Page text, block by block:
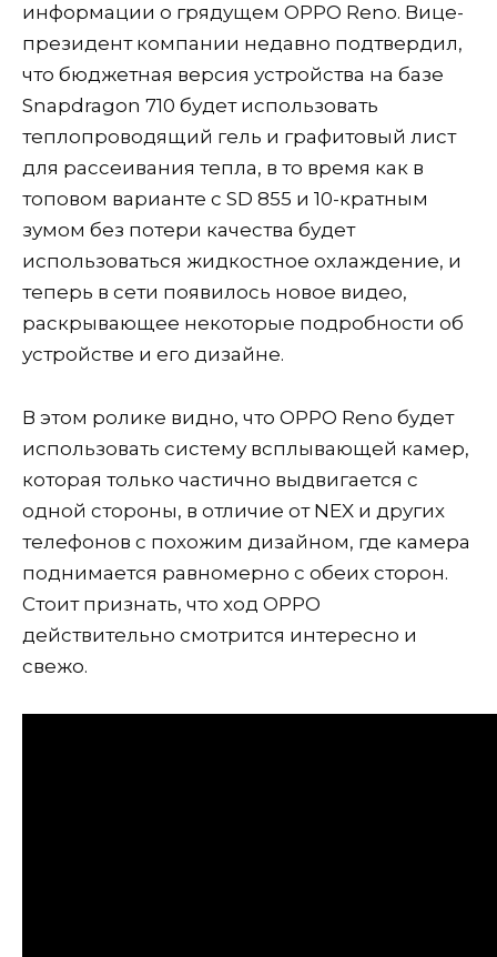
информации о грядущем OPPO Reno. Вице-
президент компании недавно подтвердил,
что бюджетная версия устройства на базе
Snapdragon 710 будет использовать
теплопроводящий гель и графитовый лист
для рассеивания тепла, в то время как в
топовом варианте с SD 855 и 10-кратным
зумом без потери качества будет
использоваться жидкостное охлаждение, и
теперь в сети появилось новое видео,
раскрывающее некоторые подробности об
устройстве и его дизайне.
В этом ролике видно, что OPPO Reno будет
использовать систему всплывающей камер,
которая только частично выдвигается с
одной стороны, в отличие от NEX и других
телефонов с похожим дизайном, где камера
поднимается равномерно с обеих сторон.
Стоит признать, что ход OPPO
действительно смотрится интересно и
свежо.